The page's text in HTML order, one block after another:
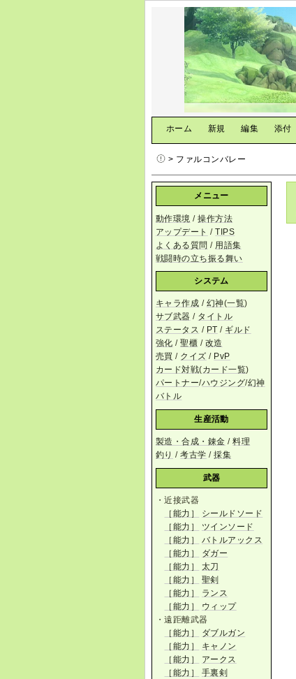
ホーム 新規 編集 添付
> ファルコンバレー
メニュー
動作環境 /操作方法
アップデート /TIPS
よくある質問 / 用語集
戦闘時の立ち振る舞い
システム
キャラ作成 / 幻神(一覧)
サブ武器 / タイトル
ステータス / PT / ギルド
強化 /聖櫃 / 改造
売買 / クイズ / PvP
カード対戦(カード一覧)
パートナー/ハウジング/幻神
バトル
生産活動
製造・合成・錬金 /料理
釣り /考古学 /採集
武器
・近接武器
［能力］
シールドソード
［能力］
ツインソード
［能力］
バトルアックス
［能力］
ダガー
［能力］
太刀
［能力］
聖剣
［能力］
ランス
［能力］
ウィップ
・遠距離武器
［能力］
ダブルガン
［能力］
キャノン
［能力］
アークス
［能力］
手裏剣